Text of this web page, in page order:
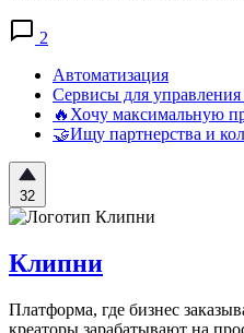
2
Автоматизация
Сервисы для
🔥Хочу максимальную
🤝Ищу партнерства и
32
Клипни
Платформа, где бизнес
креаторы зарабатывают на